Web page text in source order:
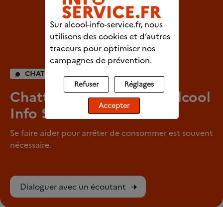
CHAT INDIVIDUEL
Chattez en direct avec Alcool
Info Service
Se faire aider pour arrêter de consommer est souvent
nécessaire.
Dialoguer avec un écoutant
Sur alcool-info-service.fr, nous
utilisons des cookies et d’autres
traceurs pour optimiser nos
campagnes de prévention.
Refuser Réglages
Accepter